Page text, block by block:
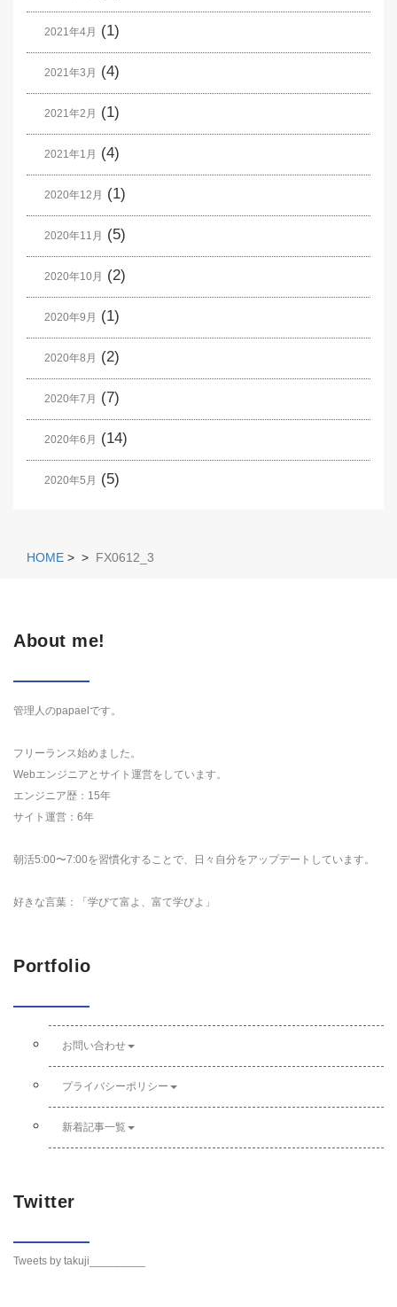
2021年4月 (1)
2021年3月 (4)
2021年2月 (1)
2021年1月 (4)
2020年12月 (1)
2020年11月 (5)
2020年10月 (2)
2020年9月 (1)
2020年8月 (2)
2020年7月 (7)
2020年6月 (14)
2020年5月 (5)
HOME > > FX0612_3
About me!
管理人のpapaelです。
フリーランス始めました。
Webエンジニアとサイト運営をしています。
エンジニア歴：15年
サイト運営：6年
朝活5:00〜7:00を習慣化することで、日々自分をアップデートしています。
好きな言葉：「学びて富よ、富て学びよ」
Portfolio
お問い合わせ
プライバシーポリシー
新着記事一覧
Twitter
Tweets by takuji_________